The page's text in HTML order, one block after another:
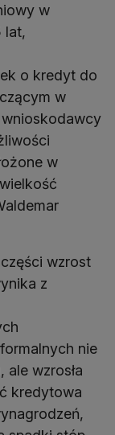
w
lat,
o kredyt do
w
w
wzrost
z
nie
wzrosła
kredytowa